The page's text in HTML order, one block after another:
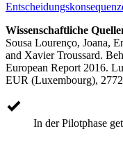
Wissenschaftliche
Sousa Lourenço, Joana,
and Xavier Troussard.
European Report 2016.
EUR (Luxembourg),
In der Pilotphase